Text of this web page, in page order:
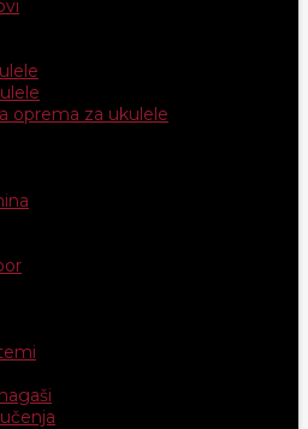
oprema za ukulele